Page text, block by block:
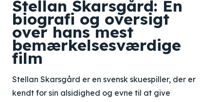
Stellan Skarsgård: En
biografi og oversigt
over hans mest
bemærkelsesværdige
film
Stellan Skarsgård er en svensk skuespiller, der er
kendt for sin alsidighed og evne til at give